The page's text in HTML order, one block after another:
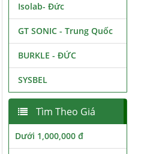
Isolab- Đức
GT SONIC - Trung Quốc
BURKLE - ĐỨC
SYSBEL
Tìm Theo Giá
Dưới 1,000,000 đ